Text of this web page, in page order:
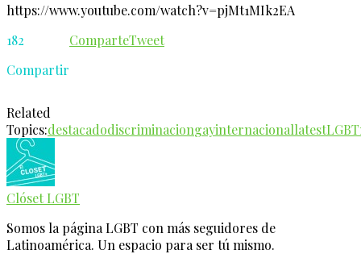
https://www.youtube.com/watch?v=pjMt1MIk2EA
182
Compartir
ComparteTweet
Related
Topics:destacadodiscriminaciongayinternacionallatestLGBT
Clóset LGBT
Somos la página LGBT con más seguidores de
Latinoamérica. Un espacio para ser tú mismo.